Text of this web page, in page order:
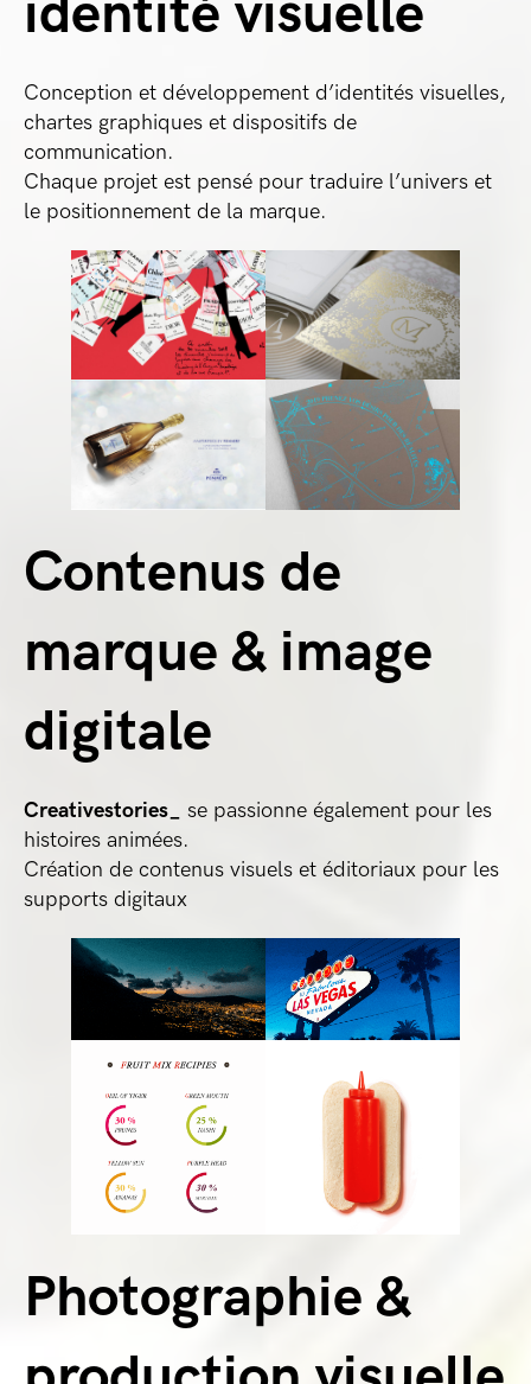
identité visuelle
Conception et développement d’identités visuelles,
chartes graphiques et dispositifs de
communication.
Chaque projet est pensé pour traduire l’univers et
le positionnement de la marque.
Contenus de
marque & image
digitale
Creativestories_
se passionne également pour les
histoires animées.
Création de contenus visuels et éditoriaux pour les
supports digitaux
Photographie &